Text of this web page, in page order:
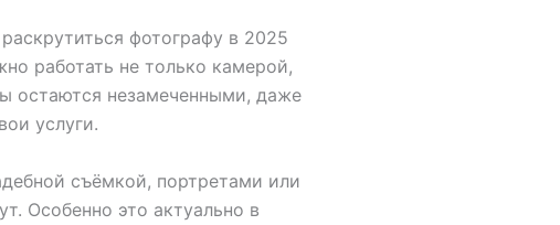
фотографу в 2025
работать не только камерой,
остаются незамеченными, даже
услуги.
съёмкой, портретами или
Особенно это актуально в